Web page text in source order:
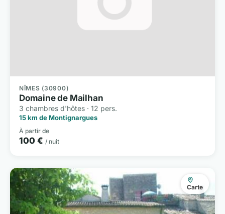
NÎMES (30900)
Domaine de Mailhan
3 chambres d'hôtes · 12 pers.
15 km de Montignargues
À partir de
100 € / nuit
Carte